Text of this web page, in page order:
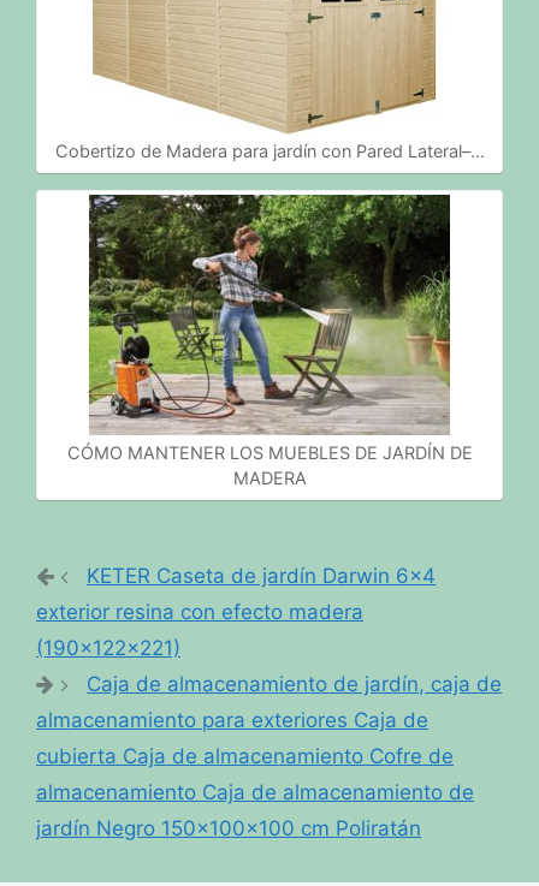
Cobertizo de Madera para jardín con Pared Lateral–…
CÓMO MANTENER LOS MUEBLES DE JARDÍN DE
MADERA
KETER Caseta de jardín Darwin 6×4
exterior resina con efecto madera
(190x122x221)
Caja de almacenamiento de jardín, caja de
almacenamiento para exteriores Caja de
cubierta Caja de almacenamiento Cofre de
almacenamiento Caja de almacenamiento de
jardín Negro 150x100x100 cm Poliratán